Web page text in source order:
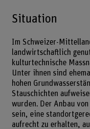
Situation
Im Schweizer-
landwirtschaftlich
kulturtechnische
Unter ihnen sind
hohen
Stauschichten
wurden. Der Anbau
sein, eine
aufrecht zu erhalten,